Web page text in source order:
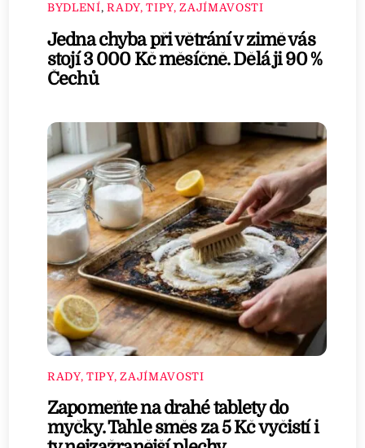
BYDLENÍ,RADY, TIPY, ZAJÍMAVOSTI
Jedna chyba při větrání v zimě vás
stojí 3 000 Kč měsíčně. Dělá ji 90 %
Čechů
RADY, TIPY, ZAJÍMAVOSTI
Zapomeňte na drahé tablety do
myčky. Tahle směs za 5 Kč vyčistí i